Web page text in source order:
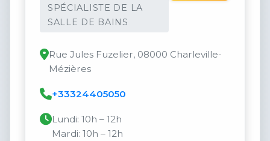
SPÉCIALISTE DE LA
SALLE DE BAINS
Rue Jules Fuzelier, 08000 Charleville-
Mézières
+33324405050
Lundi: 10h – 12h
Mardi: 10h – 12h